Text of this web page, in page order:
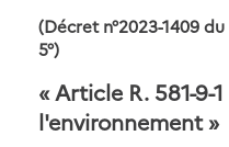
(Décret n°2023-1409
5°)
« Article R. 581-9-
l'environnement »